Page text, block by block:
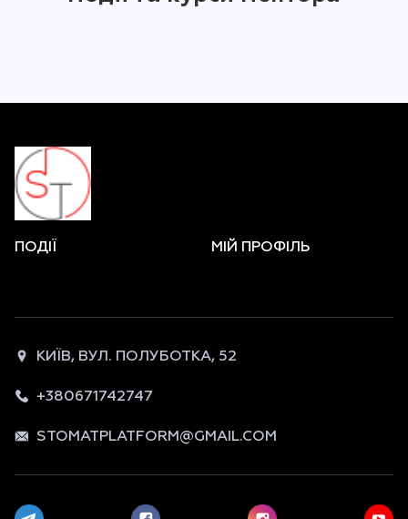
ПОДІЇ МІЙ ПРОФІЛЬ
КИЇВ, ВУЛ. ПОЛУБОТКА, 52
+380671742747
STOMATPLATFORM@GMAIL.COM